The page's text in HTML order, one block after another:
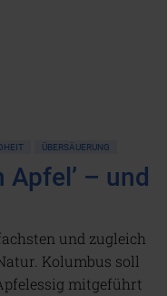
ÜBERSÄUERUNG
Apfel’ – und
und zugleich
Kolumbus soll
mitgeführt